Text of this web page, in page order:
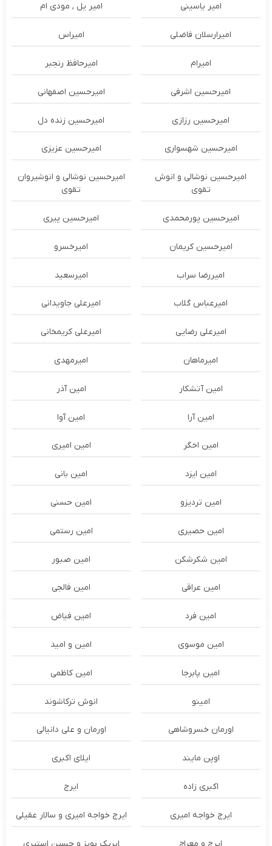
امیر یاسینی امیر یل , مودی ام
امیرارسلان فاضلی امیراس
امیرام امیرحافظ رنجبر
امیرحسین اشرفی امیرحسین اصفهانی
امیرحسین رزازی امیرحسین زنده دل
امیرحسین شهسواری امیرحسین عزیزی
امیرحسین نوشالی و انوش
تقوی
امیرحسین نوشالی و انوشیروان
تقوی
امیرحسین پورمحمدی امیرحسین پیری
امیرحسین کریمان امیرخسرو
امیررضا سراب امیرسعید
امیرعباس گلاب امیرعلی جاویدانی
امیرعلی رضایی امیرعلی کریمخانی
امیرماهان امیرمهدی
امین آتشکار امین آذر
امین آرا امین آوا
امین اخگر امین امیری
امین ایزد امین بانی
امین تردیزو امین حسنی
امین حصیری امین رستمی
امین شکرشکن امین صبور
امین عراقی امین فالجی
امین فرد امین فیاض
امین موسوی امین و امید
امین پابرجا امین کاظمی
امینو انوش ترکاشوند
اورمان خسروشاهی اورمان و علی دانیالی
اوپن مایند ايلاى اكبرى
اکبری زاده ایرج
ایرج خواجه امیری ایرج خواجه امیری و سالار عقیلی
ایرج و معراج ایریک بویز و حسین استیری